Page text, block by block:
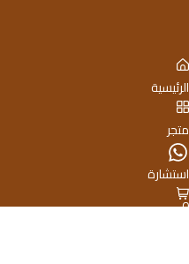
الرئيسية
متجر
استشارة
0